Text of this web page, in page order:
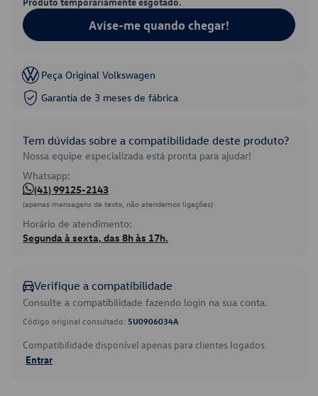
Avise-me quando chegar!
Peça Original Volkswagen
Garantia de 3 meses de fábrica
Tem dúvidas sobre a compatibilidade deste produto?
Nossa equipe especializada está pronta para ajudar!
Whatsapp:
(41) 99125-2143
(apenas mensagens de texto, não atendemos ligações)
Horário de atendimento:
Segunda à sexta, das 8h às 17h.
Verifique a compatibilidade
Consulte a compatibilidade fazendo login na sua conta.
Código original consultado: 5U0906034A
Compatibilidade disponível apenas para clientes logados.
Entrar